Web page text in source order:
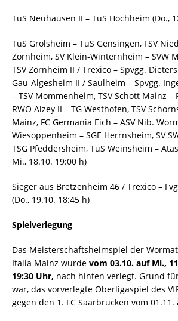
TuS Neuhausen II – TuS Hochheim (Do.,
TuS Grolsheim – TuS Gensingen, FSV
Zornheim, SV Klein-Winternheim – SVW
TSV Zornheim II / Trexico – Spvgg.
Gau-Algesheim II / Saulheim – Spvgg.
– TSV Mommenheim, TSV Schott Mainz –
RWO Alzey II – TG Westhofen, TSV
Mainz, FC Germania Eich – ASV Nib.
Wiesoppenheim – SGE Herrnsheim, SV
TSG Pfeddersheim, TuS Weinsheim –
Mi., 18.10. 19:00 h)
Sieger aus Bretzenheim 46 / Trexico –
(Do., 19.10. 18:45 h)
Spielverlegung
Das Meisterschaftsheimspiel der
Italia Mainz wurde vom 03.10. auf Mi.,
19:30 Uhr, nach hinten verlegt. Grund
war, das vorverlegte Oberligaspiel des
gegen den 1. FC Saarbrücken vom